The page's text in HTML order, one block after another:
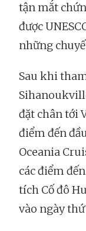
tận mắt
được
những
Sau khi
đặt chân tới
điểm đến
Oceania
các điểm
tích Cố đô
vào ngày thứ